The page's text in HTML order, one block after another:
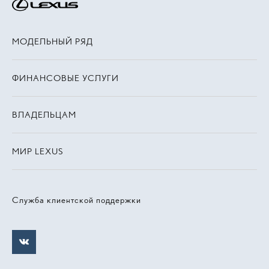
Служба клиентской поддержки
МОДЕЛЬНЫЙ РЯД
ФИНАНСОВЫЕ УСЛУГИ
ВЛАДЕЛЬЦАМ
МИР LEXUS